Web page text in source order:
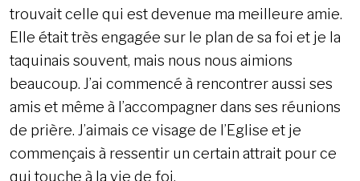
trouvait celle qui est devenue ma meilleure amie.
Elle était très engagée sur le plan de sa foi et je la
taquinais souvent, mais nous nous aimions
beaucoup. J’ai commencé à rencontrer aussi ses
amis et même à l’accompagner dans ses réunions
de prière. J’aimais ce visage de l’Eglise et je
commençais à ressentir un certain attrait pour ce
qui touche à la vie de foi.